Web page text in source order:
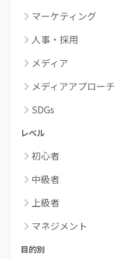
マーケティング
人事・採用
メディア
メディアアプローチ
SDGs
レベル
初心者
中級者
上級者
マネジメント
目的別